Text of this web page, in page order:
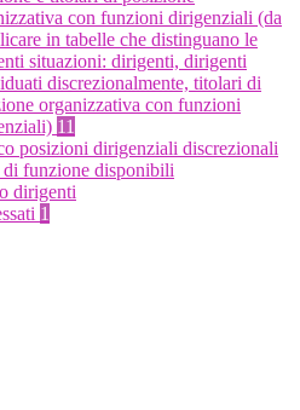
con funzioni dirigenziali (da
in tabelle che distinguano le
situazioni: dirigenti, dirigenti
discrezionalmente, titolari di
organizzativa con funzioni
11
posizioni dirigenziali discrezionali
di funzione disponibili
dirigenti
1